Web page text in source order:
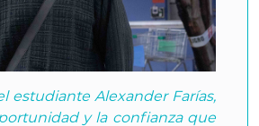
estudiante Alexander Farías,
y la confianza que